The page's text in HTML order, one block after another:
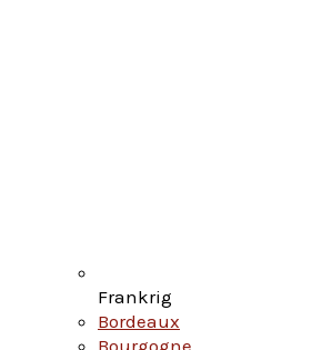
Frankrig
Bordeaux
Bourgogne